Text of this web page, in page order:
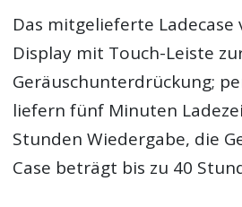
Das mitgelieferte
Display mit Touch-Leiste
Geräuschunterdrückung;
liefern fünf Minuten
Stunden Wiedergabe, die
Case beträgt bis zu 40